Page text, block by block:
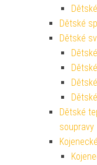
Dětské
Dětské
Dětské
soupravy